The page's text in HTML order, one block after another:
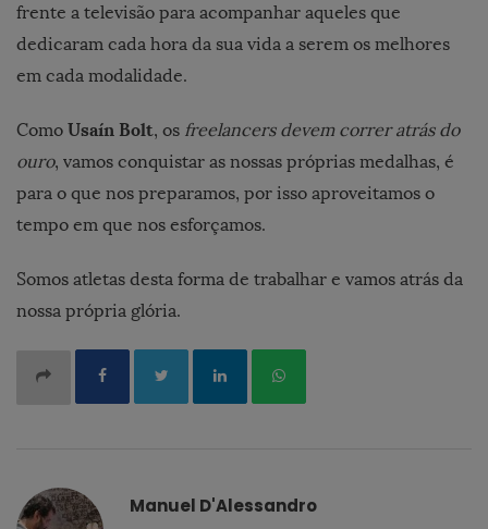
frente a televisão para acompanhar aqueles que
dedicaram cada hora da sua vida a serem os melhores
em cada modalidade.
Como Usaín Bolt, os freelancers devem correr atrás do
ouro, vamos conquistar as nossas próprias medalhas, é
para o que nos preparamos, por isso aproveitamos o
tempo em que nos esforçamos.
Somos atletas desta forma de trabalhar e vamos atrás da
nossa própria glória.
Manuel D'Alessandro